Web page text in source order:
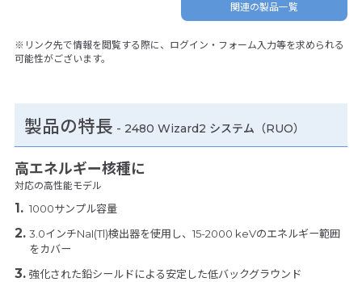
関連の製品一覧
※リンク先で情報を閲覧する際に、ログイン・フォーム入力等を求められる
可能性がございます。
製品の特長 - 2480 Wizard2 システム（RUO）
高エネルギー核種に
対応の高性能モデル
1000サンプル容量
3.0インチNaI(Tl)検出器を使用し、15-2000 keVのエネルギー範囲
をカバー
強化された鉛シールドによる安定した低バックグラウンド